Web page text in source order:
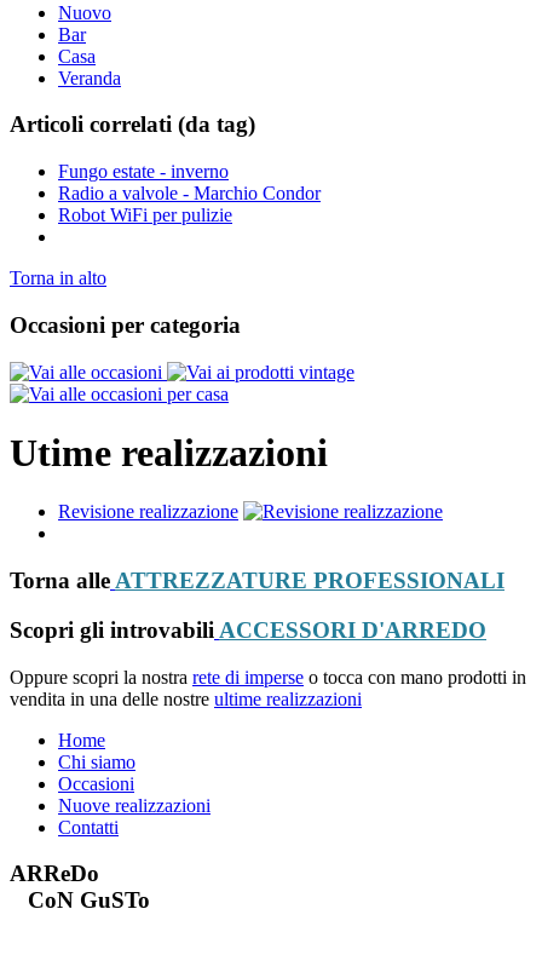
Nuovo
Bar
Casa
Veranda
Articoli correlati (da tag)
Fungo estate - inverno
Radio a valvole - Marchio Condor
Robot WiFi per pulizie
Torna in alto
Occasioni per categoria
Utime realizzazioni
Revisione realizzazione
Torna alle ATTREZZATURE PROFESSIONALI
Scopri gli introvabili ACCESSORI D'ARREDO
Oppure scopri la nostra rete di imperse o tocca con mano prodotti in
vendita in una delle nostre ultime realizzazioni
Home
Chi siamo
Occasioni
Nuove realizzazioni
Contatti
ARReDo
CoN GuSTo